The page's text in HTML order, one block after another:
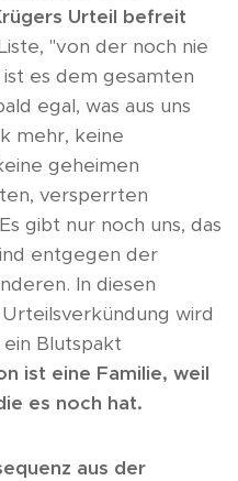
Urteil befreit
"von der noch nie
es dem gesamten
egal, was aus uns
mehr, keine
geheimen
versperrten
gibt nur noch uns, das
entgegen der
In diesen
wird
Blutspakt
ist eine Familie, weil
es noch hat.
aus der